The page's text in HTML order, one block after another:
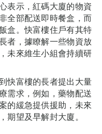
表示，紅碼大廈的物資
全部配送即時餐盒，而
盒。快富樓住戶有其特
者，據瞭解一些物資放
未來維生小組會持續研
快富樓的長者提出大量
需求，例如，藥物配送
的緩急提供援助，未來
期望及早解封大廈。